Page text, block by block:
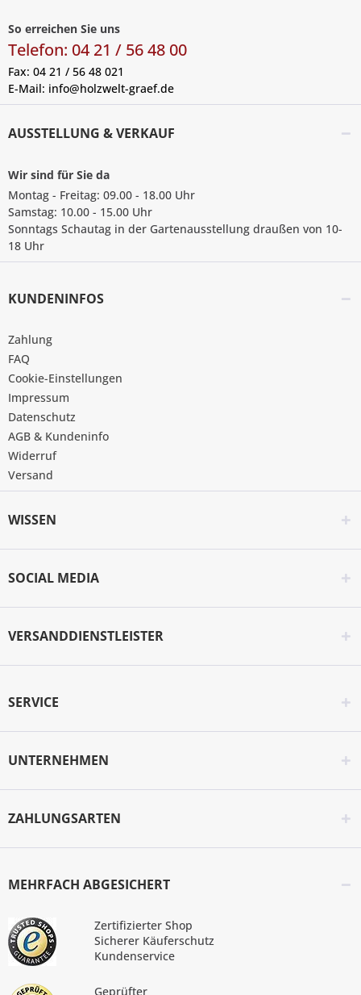
So erreichen Sie uns
Telefon: 04 21 / 56 48 00
Fax: 04 21 / 56 48 021
E-Mail: info@holzwelt-graef.de
AUSSTELLUNG & VERKAUF
Wir sind für Sie da
Montag - Freitag: 09.00 - 18.00 Uhr
Samstag: 10.00 - 15.00 Uhr
Sonntags Schautag in der Gartenausstellung draußen von 10-
18 Uhr
KUNDENINFOS
Zahlung
FAQ
Cookie-Einstellungen
Impressum
Datenschutz
AGB & Kundeninfo
Widerruf
Versand
WISSEN
SOCIAL MEDIA
VERSANDDIENSTLEISTER
SERVICE
UNTERNEHMEN
ZAHLUNGSARTEN
MEHRFACH ABGESICHERT
Zertifizierter Shop
Sicherer Käuferschutz
Kundenservice
Geprüfter